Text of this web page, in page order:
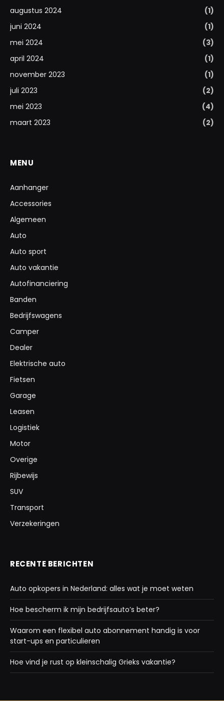
augustus 2024
(1)
juni 2024
(1)
mei 2024
(3)
april 2024
(1)
november 2023
(1)
juli 2023
(2)
mei 2023
(4)
maart 2023
(2)
MENU
Aanhanger
Accessories
Algemeen
Auto
Auto sport
Auto vakantie
Autofinanciering
Banden
Bedrijfswagens
Camper
Dealer
Elektrische auto
Fietsen
Garage
Leasen
Logistiek
Motor
Overige
Rijbewijs
SUV
Transport
Verzekeringen
RECENTE BERICHTEN
Auto opkopers in Nederland: alles wat je moet weten
Hoe bescherm ik mijn bedrijfsauto’s beter?
Waarom een flexibel auto abonnement handig is voor
start-ups en particulieren
Hoe vind je rust op kleinschalig Grieks vakantie?